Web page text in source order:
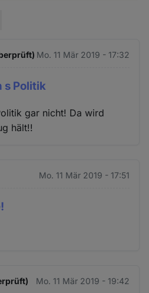
Mo. 11 Mär 2019 - 17:32
s Politik
gar nicht! Da wird
hält!!
Mo. 11 Mär 2019 - 17:51
Mo. 11 Mär 2019 - 19:42